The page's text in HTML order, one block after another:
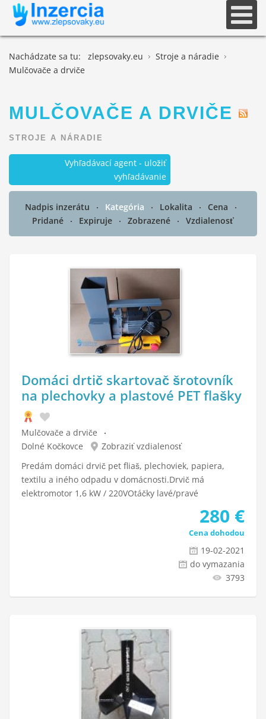
Nachádzate sa tu: zlepsovaky.eu
Stroje a náradie
Mulčovače a drviče
MULČOVAČE A DRVIČE
STROJE A NÁRADIE
Vyhľadávací agent - uložiť
vyhľadávanie
Nadpis inzerátu Kategória Lokalita
Cena
Pridané
Expiruje Zobrazené Vzdialenosť
Domáci drtič skartovač šrotovník
na plechovky a plastové PET flašky
Mulčovače a drviče
Dolné Kočkovce
Zobraziť vzdialenosť
Predám domáci drvič pet fliaš, plechoviek, papiera,
textilu a iného odpadu v domácnosti.Drvič má
elektromotor 1,6 kW / 220VOtáčky lavé/pravé
280 €
Cena dohodou
19-02-2021
do vymazania
3793